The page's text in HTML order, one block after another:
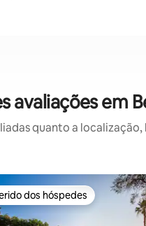
avaliações em
quanto a
dos hóspedes
dos hóspedes